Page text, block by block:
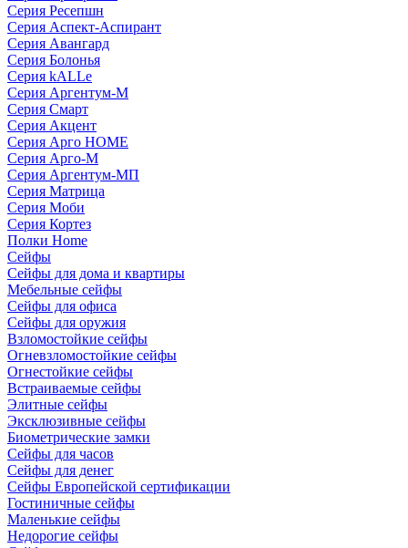
Серия Ресепшн
Серия Аспект-Аспирант
Серия Авангард
Серия Болонья
Серия kALLe
Серия Аргентум-М
Серия Смарт
Серия Акцент
Серия Арго HOME
Серия Арго-М
Серия Аргентум-МП
Серия Матрица
Серия Моби
Серия Кортез
Полки Home
Сейфы
Сейфы для дома и квартиры
Мебельные сейфы
Сейфы для офиса
Сейфы для оружия
Взломостойкие сейфы
Огневзломостойкие сейфы
Огнестойкие сейфы
Встраиваемые сейфы
Элитные сейфы
Эксклюзивные сейфы
Биометрические замки
Сейфы для часов
Сейфы для денег
Сейфы Европейской сертификации
Гостиничные сейфы
Маленькие сейфы
Недорогие сейфы